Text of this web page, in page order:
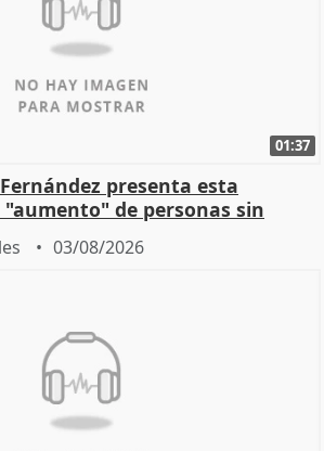
01:37
presenta esta
de personas sin
03/08/2026